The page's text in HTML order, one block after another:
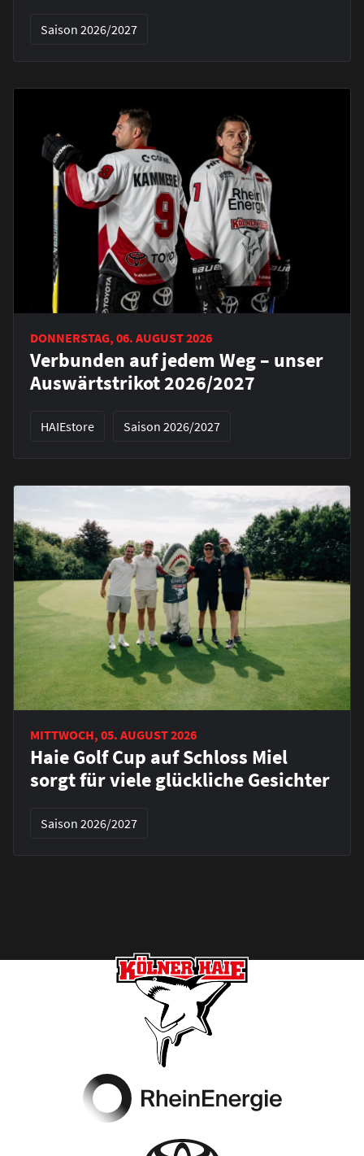
Saison 2026/2027
DONNERSTAG, 06. AUGUST 2026
Verbunden auf jedem Weg – unser
Auswärtstrikot 2026/2027
HAIEstore Saison 2026/2027
MITTWOCH, 05. AUGUST 2026
Haie Golf Cup auf Schloss Miel
sorgt für viele glückliche Gesichter
Saison 2026/2027